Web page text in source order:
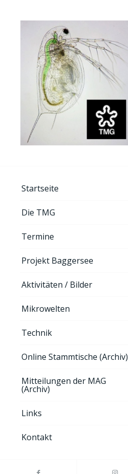
Startseite
Die TMG
Termine
Projekt Baggersee
Aktivitäten / Bilder
Mikrowelten
Technik
Online Stammtische (Archiv)
Mitteilungen der MAG
(Archiv)
Links
Kontakt